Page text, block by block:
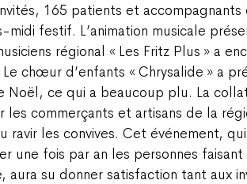
165 patients et
festif. L’animation musicale
régional « Les Fritz Plus » a
chœur d’enfants « Chrysalide » a
Noël, ce qui a beaucoup plu. La
les commerçants et artisans de la
ravir les convives. Cet événement,
une fois par an les personnes
aura su donner satisfaction tant aux